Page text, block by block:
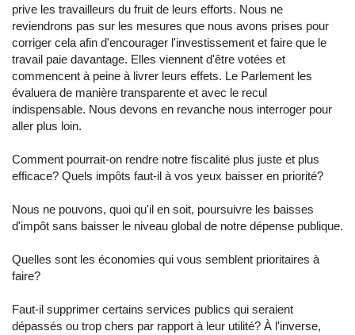
prive les travailleurs du fruit de leurs efforts. Nous ne
reviendrons pas sur les mesures que nous avons prises pour
corriger cela afin d'encourager l'investissement et faire que le
travail paie davantage. Elles viennent d'être votées et
commencent à peine à livrer leurs effets. Le Parlement les
évaluera de manière transparente et avec le recul
indispensable. Nous devons en revanche nous interroger pour
aller plus loin.
Comment pourrait-on rendre notre fiscalité plus juste et plus
efficace? Quels impôts faut-il à vos yeux baisser en priorité?
Nous ne pouvons, quoi qu'il en soit, poursuivre les baisses
d'impôt sans baisser le niveau global de notre dépense publique.
Quelles sont les économies qui vous semblent prioritaires à
faire?
Faut-il supprimer certains services publics qui seraient
dépassés ou trop chers par rapport à leur utilité? À l'inverse,